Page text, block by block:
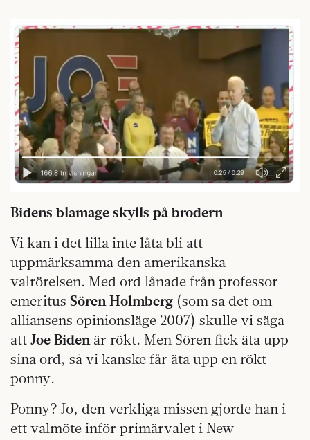
Bidens blamage skylls på brodern
Vi kan i det lilla inte låta bli att
uppmärksamma den amerikanska
valrörelsen. Med ord lånade från professor
emeritus Sören Holmberg (som sa det om
alliansens opinionsläge 2007) skulle vi säga
att Joe Biden är rökt. Men Sören fick äta upp
sina ord, så vi kanske får äta upp en rökt
ponny.
Ponny? Jo, den verkliga missen gjorde han i
ett valmöte inför primärvalet i New